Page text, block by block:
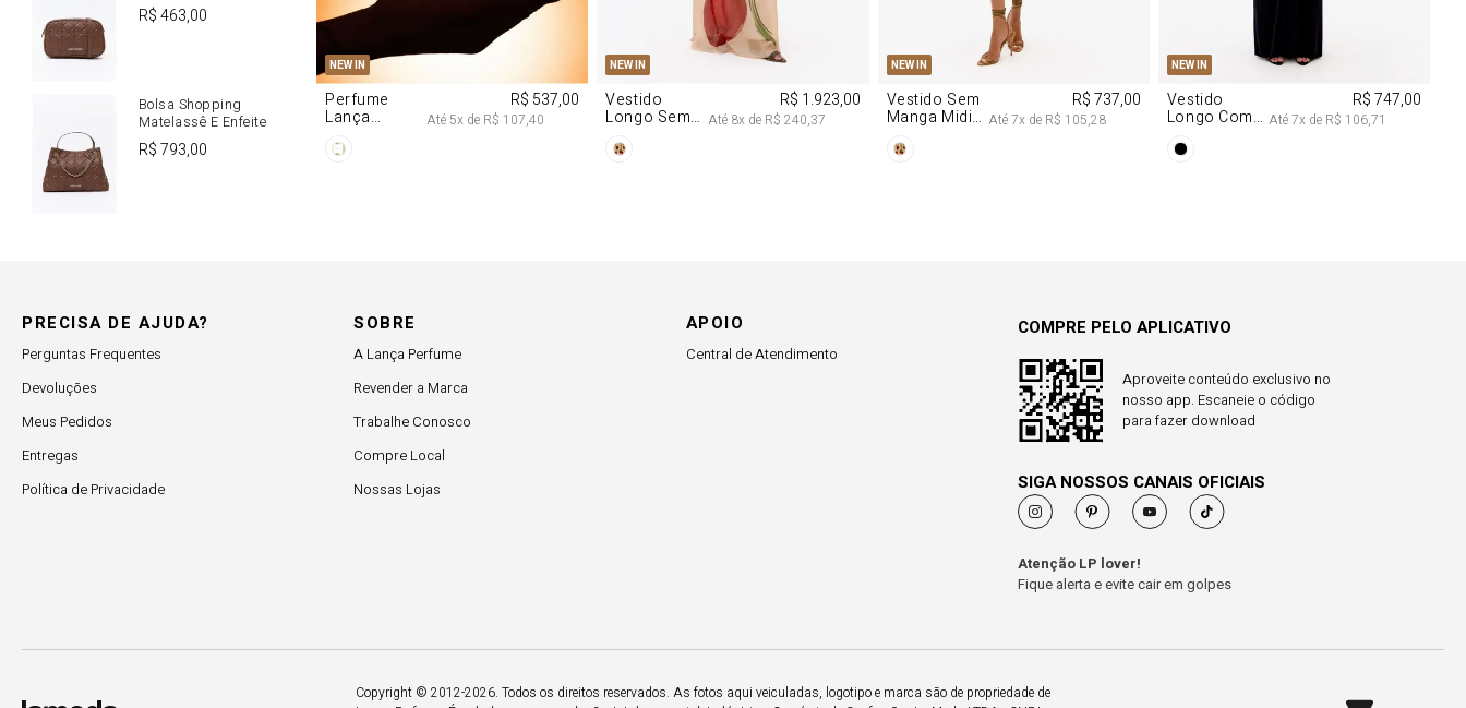
R$463,00
Bolsa Shopping
Matelassê E Enfeite
R$793,00
NEW IN
U
Perfume
Lança
R$ 537,00
Até 5x de R$ 107,40
NEW IN
G
Vestido
Longo Sem
Chiffon
R$ 1.923,00
Até 8x de R$ 240,37
NEW IN
PP M
Vestido Sem
Manga Midi
Morango
R$ 737,00
Até7x de R$ 105,28
NEW IN
PP M
Vestido
Longo Com
Na Frente
R$ 747,00
Até7x de R$ 106,71
PRECISA DE AJUDA?
Perguntas Frequentes
Devoluções
Meus Pedidos
Entregas
Política de Privacidade
SOBRE
A Lança Perfume
Revender a Marca
Trabalhe Conosco
Compre Local
Nossas Lojas
APOIO
Central de Atendimento
COMPRE PELO APLICATIVO
Aproveite conteúdo exclusivo no
nosso app. Escaneie o código
para fazer download
SIGA NOSSOS CANAIS OFICIAIS
Atenção LP lover!
Fique alerta e evite cair em golpes
Copyright © 2012-2026. Todos os direitos reservados. As fotos aqui veiculadas, logotipo e marca são de propriedade de